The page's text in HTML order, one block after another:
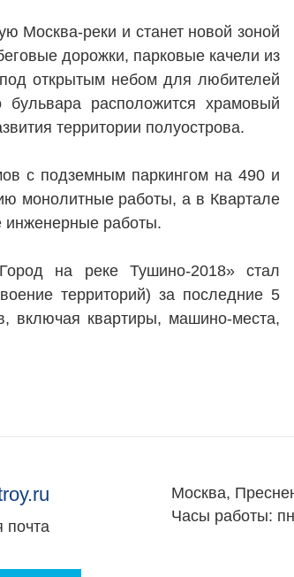
Москва-реки и станет новой зоной
дорожки, парковые качели из
открытым небом для любителей
расположится храмовый
территории полуострова.
с подземным паркингом на 490 и
монолитные работы, а в Квартале
инженерные работы.
на реке Тушино-2018» стал
территорий) за последние 5
включая квартиры, машино-места,
почта
Москва,
Часы работы: